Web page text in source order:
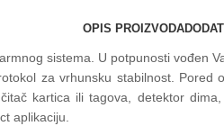
OPIS PROIZVODA
sistema. U potpunosti
za vrhunsku stabilnost.
kartica ili tagova, detektor
aplikaciju.